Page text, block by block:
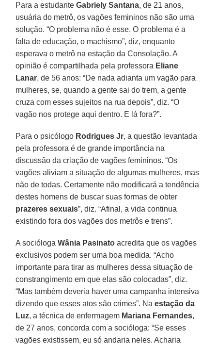
Para a estudanteGabriely Santana, de 21 anos,
usuária do metrô, os vagões femininos não são uma
solução. “O problema não é esse. O problema é a
falta de educação, o machismo”, diz, enquanto
esperava o metrô na estação da Consolação. A
opinião é compartilhada pela professora Eliane
Lanar, de 56 anos: “De nada adianta um vagão para
mulheres, se, quando a gente sai do trem, a gente
cruza com esses sujeitos na rua depois”, diz. “O
vagão nos protege aqui dentro. E lá fora?”.
Para o psicólogo Rodrigues Jr, a questão levantada
pela professora é de grande importância na
discussão da criação de vagões femininos. “Os
vagões aliviam a situação de algumas mulheres, mas
não de todas. Certamente não modificará a tendência
destes homens de buscar suas formas de obter
prazeres sexuais”, diz. “Afinal, a vida continua
existindo fora dos vagões dos metrôs e trens”.
A sociólogaWânia Pasinato acredita que os vagões
exclusivos podem ser uma boa medida. “Acho
importante para tirar as mulheres dessa situação de
constrangimento em que elas são colocadas”, diz.
“Mas também deveria haver uma campanha intensiva
dizendo que esses atos são crimes”. Naestação da
Luz, a técnica de enfermagem Mariana Fernandes,
de 27 anos, concorda com a socióloga: “Se esses
vagões existissem, eu só andaria neles. Acharia